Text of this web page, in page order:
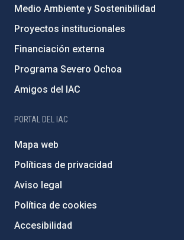
Medio Ambiente y Sostenibilidad
Proyectos institucionales
Financiación externa
Programa Severo Ochoa
Amigos del IAC
PORTAL DEL IAC
Mapa web
Políticas de privacidad
Aviso legal
Política de cookies
Accesibilidad